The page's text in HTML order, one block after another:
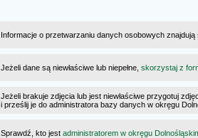
Informacje o przetwarzaniu danych osobowych
Jeżeli dane są niewłaściwe lub niepełne, skorzystaj z
Jeżeli brakuje zdjęcia lub jest niewłaściwe przygotuj
i prześlij je do administratora bazy danych w okręgu
Sprawdź, kto jest administratorem w okręgu